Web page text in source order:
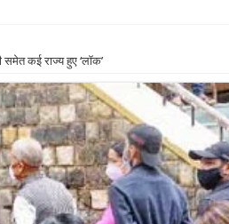
के अन
कई राज्य हुए ‘लॉक’